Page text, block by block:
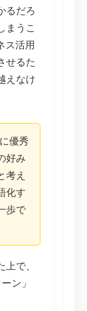
るだろ
まうこ
ス活用
せるた
えなけ
優秀
好み
考え
化す
歩で
で、
ン」